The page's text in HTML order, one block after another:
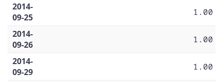
2014-
09-25
1.00
2014-
09-26
1.00
2014-
09-29
1.00